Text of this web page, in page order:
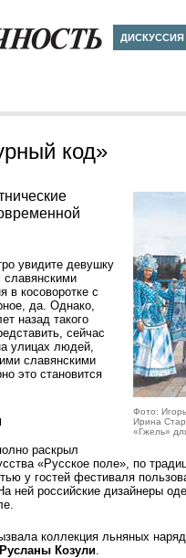
ДИСКУССИЯ
код»
Фото:
Ирина
«Гжель»
увидите девушку
славянскими
в косоворотке с
да. Однако,
назад такого
сейчас
улицах людей,
славянскими
это становится
раскрыл
«Русское поле», по
у гостей фестиваля
ней российские дизайнеры
коллекция льняных
Русланы Козули.